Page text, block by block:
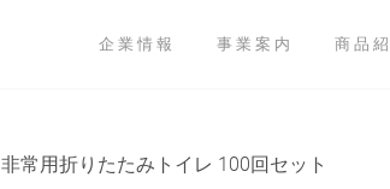
企業情報 事業案内 商品
非常用折りたたみトイレ 100回セット